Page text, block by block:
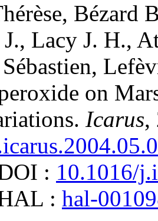
, Bézard
, Lacy J. H.,
Sébastien,
on
. Icarus,
: 10.1016/
: hal-